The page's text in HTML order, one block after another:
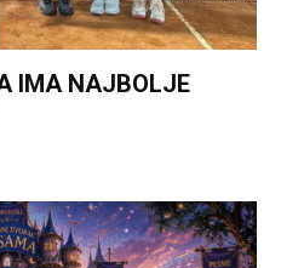
IMA NAJBOLJE